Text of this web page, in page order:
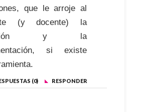
que le arroje al
(y docente) la
y la
si existe
(0) RESPONDER